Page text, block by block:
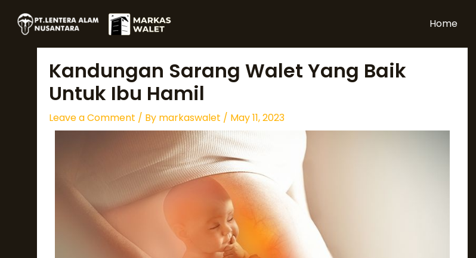
content
Home
Kandungan Sarang Walet Yang Baik
Untuk Ibu Hamil
Leave a Comment / By markaswalet / May 11, 2023
navigation